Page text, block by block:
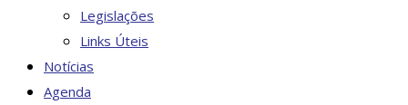
Legislações
Links Úteis
Notícias
Agenda